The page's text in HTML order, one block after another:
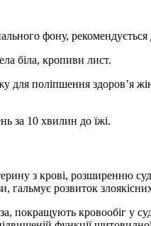
фону,
біла, кропиви лист.
для поліпшення здоров’я
за 10 хвилин до їжі.
з крові, розширенню
гальмує розвиток
покращують кровообіг у